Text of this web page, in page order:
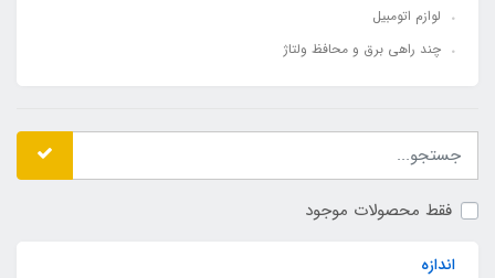
لوازم اتومبیل
چند راهی برق و محافظ ولتاژ
فقط محصولات موجود
اندازه